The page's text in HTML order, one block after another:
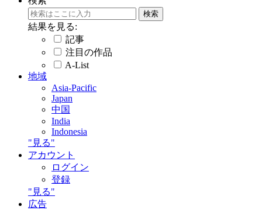
結果を見る:
記事
注目の作品
A-List
地域
Asia-Pacific
Japan
中国
India
Indonesia
"見る"
アカウント
ログイン
登録
"見る"
広告